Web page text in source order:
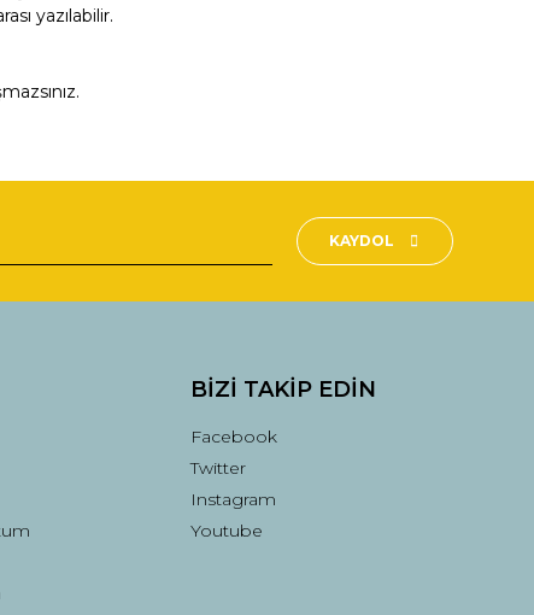
yazılabilir.
KAYDOL
BİZİ TAKİP EDİN
Facebook
Twitter
Instagram
Youtube